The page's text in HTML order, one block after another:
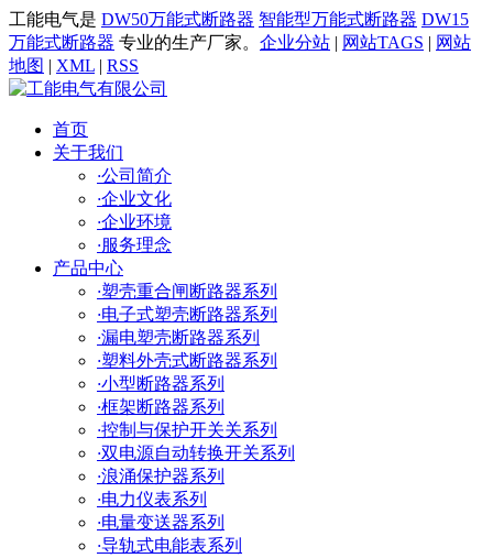
工能电气是 DW50万能式断路器 智能型万能式断路器 DW15
万能式断路器 专业的生产厂家。 企业分站 | 网站TAGS | 网站
地图 | XML | RSS
首页
关于我们
·公司简介
·企业文化
·企业环境
·服务理念
产品中心
·塑壳重合闸断路器系列
·电子式塑壳断路器系列
·漏电塑壳断路器系列
·塑料外壳式断路器系列
·小型断路器系列
·框架断路器系列
·控制与保护开关关系列
·双电源自动转换开关系列
·浪涌保护器系列
·电力仪表系列
·电量变送器系列
·导轨式电能表系列